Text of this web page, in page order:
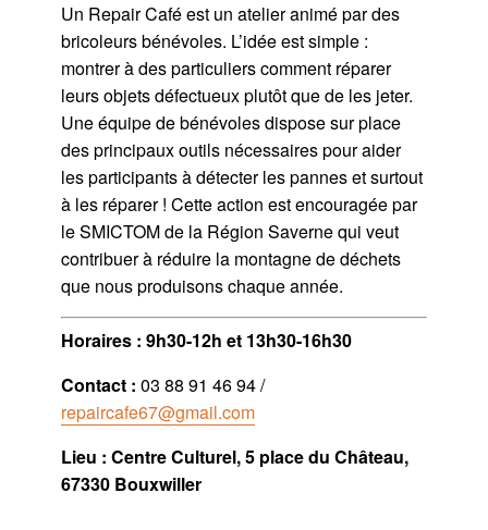
Un Repair Café est un atelier animé par des
bricoleurs bénévoles. L’idée est simple :
montrer à des particuliers comment réparer
leurs objets défectueux plutôt que de les jeter.
Une équipe de bénévoles dispose sur place
des principaux outils nécessaires pour aider
les participants à détecter les pannes et surtout
à les réparer ! Cette action est encouragée par
le SMICTOM de la Région Saverne qui veut
contribuer à réduire la montagne de déchets
que nous produisons chaque année.
Horaires : 9h30-12h et 13h30-16h30
Contact : 03 88 91 46 94 /
repaircafe67@gmail.com
Lieu : Centre Culturel, 5 place du Château,
67330 Bouxwiller